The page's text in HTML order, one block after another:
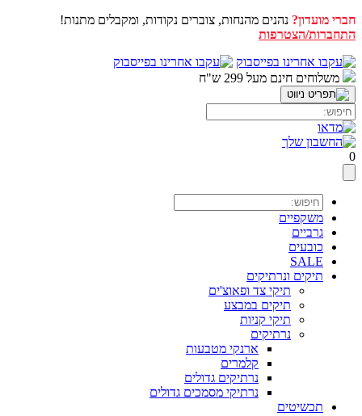
חברי מועדון? נהנים מהנחות, צוברים נקודות, ומקבלים מתנות!
התחברות/הצטרפות
דלג
לתוכןמשלוחים חינם מעל 299 ש"ח
0
משקפיים
גרביים
כובעים
SALE
תיקים ונרתיקים
תיקי צד ופאוצ'ים
תיקים במבצע
תיקי קניות
נרתיקים
ארנקי מטבעות
קלמרים
נרתיקים גדולים
נרתיקי מסמכים גדולים
תכשיטים